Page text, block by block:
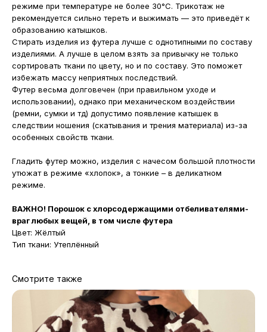
режиме при температуре не более 30°С. Трикотаж не
рекомендуется сильно тереть и выжимать — это приведёт к
образованию катышков.
Стирать изделия из футера лучше с однотипными по составу
изделиями. А лучше в целом взять за привычку не только
сортировать ткани по цвету, но и по составу. Это поможет
избежать массу неприятных последствий.
Футер весьма долговечен (при правильном уходе и
использовании), однако при механическом воздействии
(ремни, сумки и тд) допустимо появление катышек в
следствии ношения (скатывания и трения материала) из-за
особенных свойств ткани.
Гладить футер можно, изделия с начесом большой плотности
утюжат в режиме «хлопок», а тонкие – в деликатном
режиме.
ВАЖНО! Порошок с хлорсодержащими отбеливателями-
враг любых вещей, в том числе футера
Цвет: Жёлтый
Тип ткани: Утеплённый
Смотрите также
МАГАЗИНЫ